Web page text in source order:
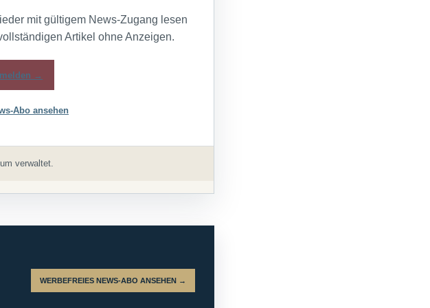
mit gültigem News-Zugang lesen
Artikel ohne Anzeigen.
→
Abo ansehen
verwaltet.
WERBEFREIES NEWS-ABO ANSEHEN →